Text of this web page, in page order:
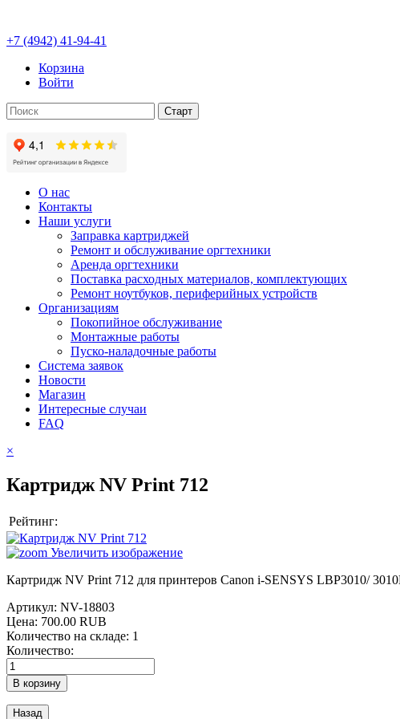
+7 (4942) 41-94-41
Корзина
Войти
О нас
Контакты
Наши услуги
Заправка картриджей
Ремонт и обслуживание оргтехники
Аренда оргтехники
Поставка расходных материалов, комплектующих
Ремонт ноутбуков, периферийных устройств
Организациям
Покопийное обслуживание
Монтажные работы
Пуско-наладочные работы
Система заявок
Новости
Магазин
Интересные случаи
FAQ
×
Картридж NV Print 712
Рейтинг:
Увеличить изображение
Картридж NV Print 712 для принтеров Canon i-SENSYS LBP3010/
Артикул: NV-18803
Цена: 700.00 RUB
Количество на складе: 1
Количество: